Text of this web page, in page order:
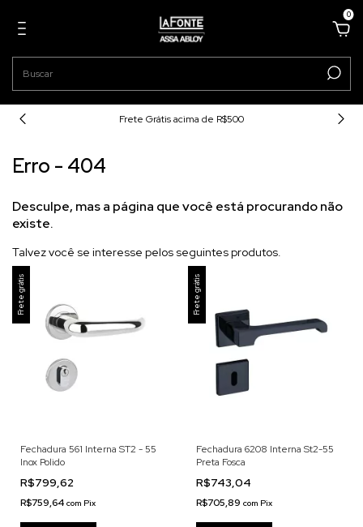
0
Frete Grátis acima de R$500
Erro - 404
Desculpe, mas a página que você está procurando não
existe.
Talvez você se interesse pelos seguintes produtos.
Frete grátis
Fechadura 561 Interna ST2 - 55
Inox Polido
R$799,62
R$759,64 com Pix
Frete grátis
Fechadura 6208 Interna St2-55
Preta Fosca
R$743,04
R$705,89 com Pix